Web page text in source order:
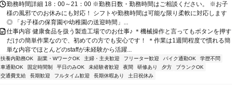
勤務時間詳細 18：00～21：00 ※勤務日数・勤務時間はご相談ください。 ※お子
様の風邪でのお休みにも対応！ シフトや勤務時間は可能な限り柔軟に対応します
◎ 「お子様の保育園や幼稚園の送迎時間」...
仕事内容 健康食品を扱う製造工場でのお仕事♪ ＊機械操作と言ってもボタンを押す
だけの簡単作業なので、初めての方でも安心です！ ＊作業は1週間程度で慣れる簡
単な内容でほとんどのstaffが未経験から活躍...
扶養内勤務OK 副業・WワークOK 主婦・主夫歓迎 フリーター歓迎 バイク通勤OK
学歴不問
車通勤OK
固定時間制 平日のみOK 未経験者歓迎 夜間 研修あり 夕方
ブランクOK
交通費支給
長期歓迎 フルタイム歓迎 長期休暇あり 土日祝休み